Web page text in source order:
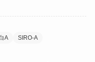
A SIRO-A